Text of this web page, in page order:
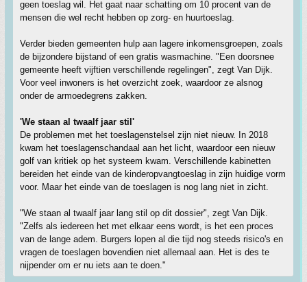
geen toeslag wil. Het gaat naar schatting om 10 procent van de
mensen die wel recht hebben op zorg- en huurtoeslag.
Verder bieden gemeenten hulp aan lagere inkomensgroepen, zoals
de bijzondere bijstand of een gratis wasmachine. "Een doorsnee
gemeente heeft vijftien verschillende regelingen", zegt Van Dijk.
Voor veel inwoners is het overzicht zoek, waardoor ze alsnog
onder de armoedegrens zakken.
'We staan al twaalf jaar stil'
De problemen met het toeslagenstelsel zijn niet nieuw. In 2018
kwam het toeslagenschandaal aan het licht, waardoor een nieuw
golf van kritiek op het systeem kwam. Verschillende kabinetten
bereiden het einde van de kinderopvangtoeslag in zijn huidige vorm
voor. Maar het einde van de toeslagen is nog lang niet in zicht.
"We staan al twaalf jaar lang stil op dit dossier", zegt Van Dijk.
"Zelfs als iedereen het met elkaar eens wordt, is het een proces
van de lange adem. Burgers lopen al die tijd nog steeds risico's en
vragen de toeslagen bovendien niet allemaal aan. Het is des te
nijpender om er nu iets aan te doen."